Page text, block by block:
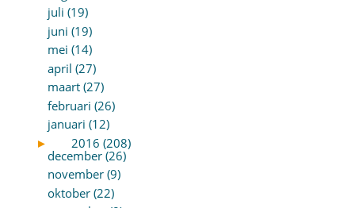
juli (19)
juni (19)
mei (14)
april (27)
maart (27)
februari (26)
januari (12)
►
2016 (208)
december (26)
november (9)
oktober (22)